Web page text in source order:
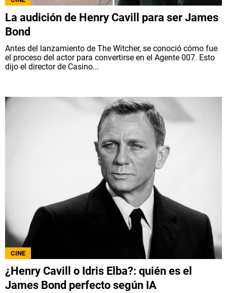
La audición de Henry Cavill para ser James
Bond
Antes del lanzamiento de The Witcher, se conoció cómo fue
el proceso del actor para convertirse en el Agente 007. Esto
dijo el director de Casino...
CINE
¿Henry Cavill o Idris Elba?: quién es el
James Bond perfecto según IA